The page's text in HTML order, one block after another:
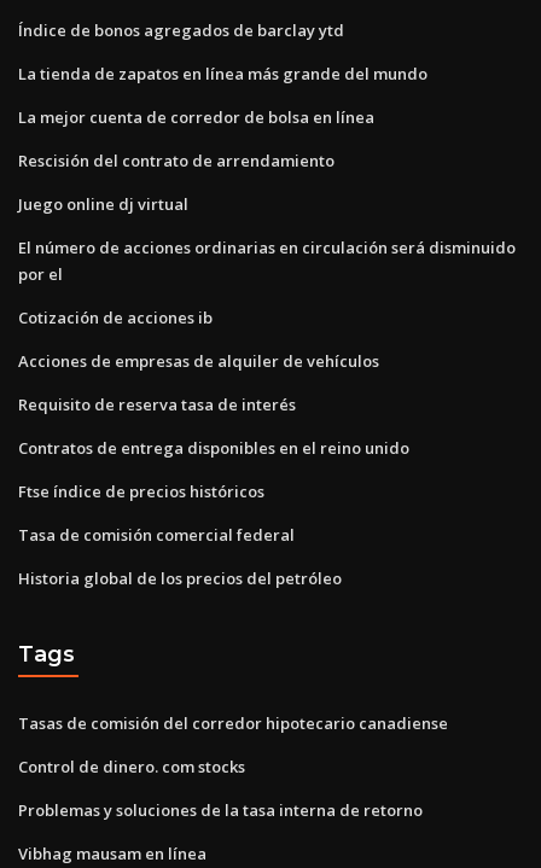
Índice de bonos agregados de barclay ytd
La tienda de zapatos en línea más grande del mundo
La mejor cuenta de corredor de bolsa en línea
Rescisión del contrato de arrendamiento
Juego online dj virtual
El número de acciones ordinarias en circulación será disminuido
por el
Cotización de acciones ib
Acciones de empresas de alquiler de vehículos
Requisito de reserva tasa de interés
Contratos de entrega disponibles en el reino unido
Ftse índice de precios históricos
Tasa de comisión comercial federal
Historia global de los precios del petróleo
Tags
Tasas de comisión del corredor hipotecario canadiense
Control de dinero. com stocks
Problemas y soluciones de la tasa interna de retorno
Vibhag mausam en línea